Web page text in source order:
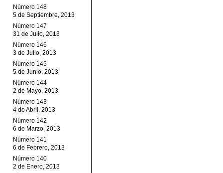
Número 148
5 de Septiembre, 2013
Número 147
31 de Julio, 2013
Número 146
3 de Julio, 2013
Número 145
5 de Junio, 2013
Número 144
2 de Mayo, 2013
Número 143
4 de Abril, 2013
Número 142
6 de Marzo, 2013
Número 141
6 de Febrero, 2013
Número 140
2 de Enero, 2013